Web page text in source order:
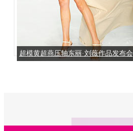
超模黄超燕压轴东丽·刘薇作品发布会